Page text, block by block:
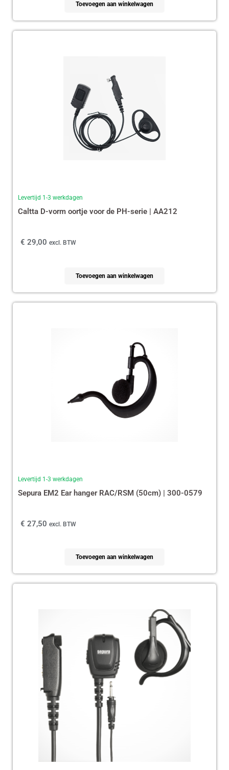
Toevoegen aan winkelwagen
Levertijd 1-3 werkdagen
Caltta D-vorm oortje voor de PH-serie | AA212
€ 29,00 excl. BTW
Toevoegen aan winkelwagen
Levertijd 1-3 werkdagen
Sepura EM2 Ear hanger RAC/RSM (50cm) | 300-0579
€ 27,50 excl. BTW
Toevoegen aan winkelwagen